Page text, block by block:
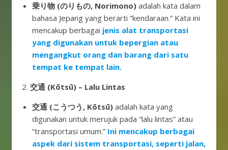
乗り物 (のりもの, Norimono) adalah kata dalam
bahasa Jepang yang berarti “kendaraan.” Kata ini
mencakup berbagai jenis alat transportasi
yang digunakan untuk bepergian atau
mengangkut orang dan barang dari satu
tempat ke tempat lain.
2. 交通 (Kōtsū) – Lalu Lintas
交通 (こうつう, Kōtsū) adalah kata yang
digunakan untuk merujuk pada “lalu lintas” atau
“transportasi umum.” Ini mencakup berbagai
aspek dari sistem transportasi, seperti jalan,